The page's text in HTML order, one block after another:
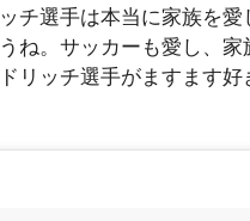
チ選手は本当に家族を愛
ね。サッカーも愛し、家
リッチ選手がますます好